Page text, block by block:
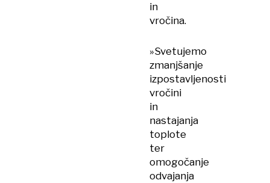
in
vročina.
»Svetujemo
zmanjšanje
izpostavljenosti
vročini
in
nastajanja
toplote
ter
omogočanje
odvajanja